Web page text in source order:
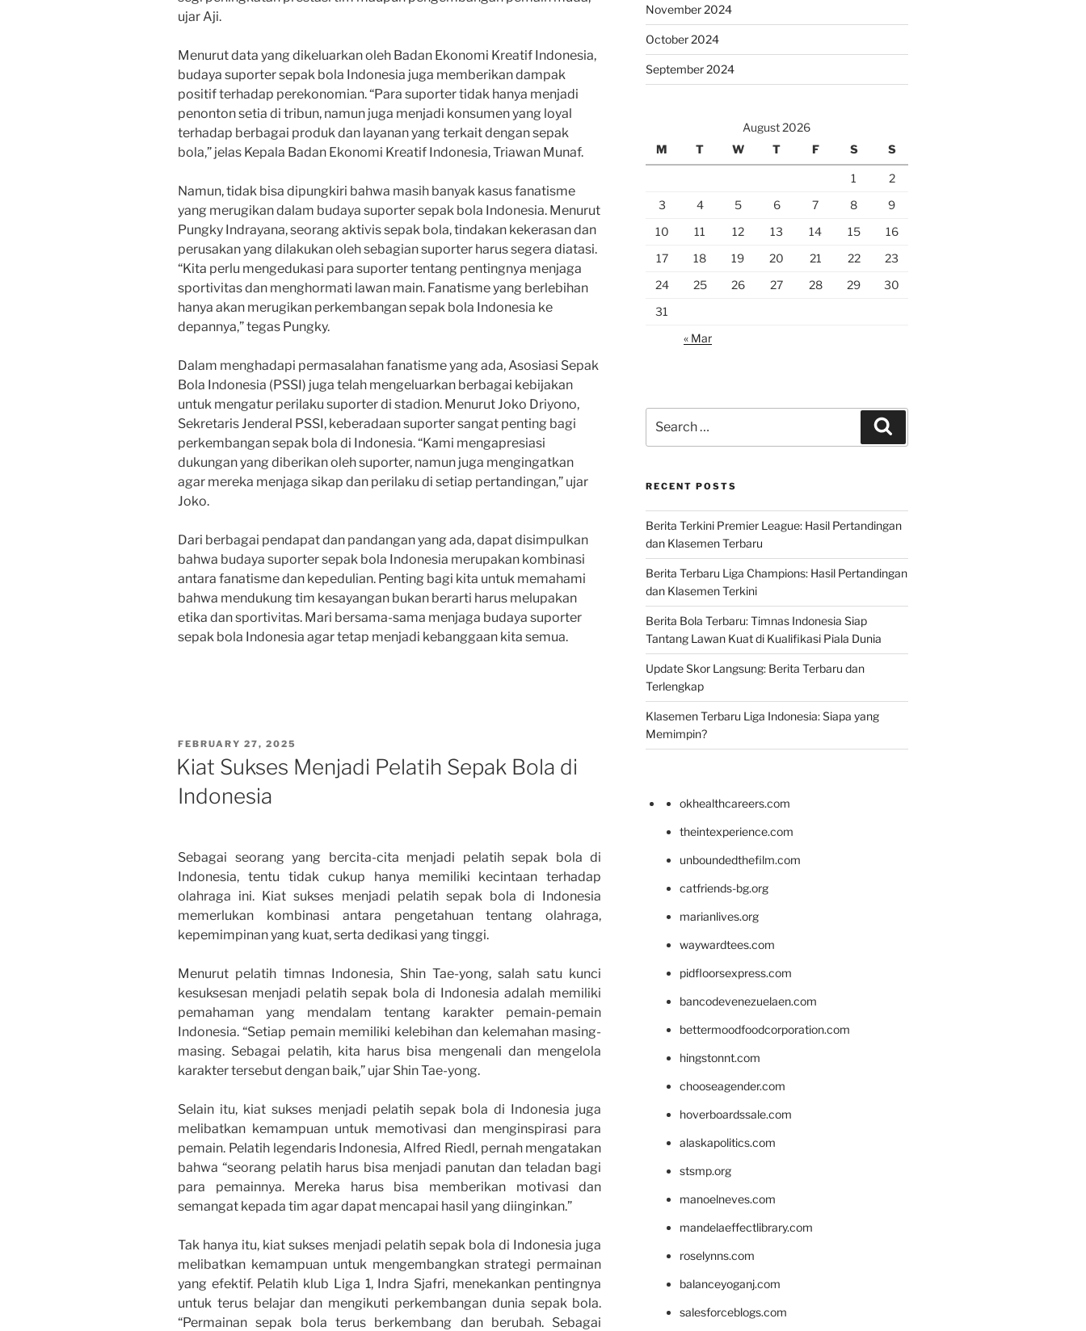
ujar Aji.
Menurut data yang dikeluarkan oleh Badan Ekonomi Kreatif Indonesia,
budaya suporter sepak bola Indonesia juga memberikan dampak
positif terhadap perekonomian. “Para suporter tidak hanya menjadi
penonton setia di tribun, namun juga menjadi konsumen yang loyal
terhadap berbagai produk dan layanan yang terkait dengan sepak
bola,” jelas Kepala Badan Ekonomi Kreatif Indonesia, Triawan Munaf.
Namun, tidak bisa dipungkiri bahwa masih banyak kasus fanatisme
yang merugikan dalam budaya suporter sepak bola Indonesia. Menurut
Pungky Indrayana, seorang aktivis sepak bola, tindakan kekerasan dan
perusakan yang dilakukan oleh sebagian suporter harus segera diatasi.
“Kita perlu mengedukasi para suporter tentang pentingnya menjaga
sportivitas dan menghormati lawan main. Fanatisme yang berlebihan
hanya akan merugikan perkembangan sepak bola Indonesia ke
depannya,” tegas Pungky.
Dalam menghadapi permasalahan fanatisme yang ada, Asosiasi Sepak
Bola Indonesia (PSSI) juga telah mengeluarkan berbagai kebijakan
untuk mengatur perilaku suporter di stadion. Menurut Joko Driyono,
Sekretaris Jenderal PSSI, keberadaan suporter sangat penting bagi
perkembangan sepak bola di Indonesia. “Kami mengapresiasi
dukungan yang diberikan oleh suporter, namun juga mengingatkan
agar mereka menjaga sikap dan perilaku di setiap pertandingan,” ujar
Joko.
Dari berbagai pendapat dan pandangan yang ada, dapat disimpulkan
bahwa budaya suporter sepak bola Indonesia merupakan kombinasi
antara fanatisme dan kepedulian. Penting bagi kita untuk memahami
bahwa mendukung tim kesayangan bukan berarti harus melupakan
etika dan sportivitas. Mari bersama-sama menjaga budaya suporter
sepak bola Indonesia agar tetap menjadi kebanggaan kita semua.
POSTED
FEBRUARY 27, 2025
Kiat Sukses Menjadi Pelatih Sepak Bola di
Indonesia
Sebagai seorang yang bercita-cita menjadi pelatih sepak bola di
Indonesia, tentu tidak cukup hanya memiliki kecintaan terhadap
olahraga ini. Kiat sukses menjadi pelatih sepak bola di Indonesia
memerlukan kombinasi antara pengetahuan tentang olahraga,
kepemimpinan yang kuat, serta dedikasi yang tinggi.
Menurut pelatih timnas Indonesia, Shin Tae-yong, salah satu kunci
kesuksesan menjadi pelatih sepak bola di Indonesia adalah memiliki
pemahaman yang mendalam tentang karakter pemain-pemain
Indonesia. “Setiap pemain memiliki kelebihan dan kelemahan masing-
masing. Sebagai pelatih, kita harus bisa mengenali dan mengelola
karakter tersebut dengan baik,” ujar Shin Tae-yong.
Selain itu, kiat sukses menjadi pelatih sepak bola di Indonesia juga
melibatkan kemampuan untuk memotivasi dan menginspirasi para
pemain. Pelatih legendaris Indonesia, Alfred Riedl, pernah mengatakan
bahwa “seorang pelatih harus bisa menjadi panutan dan teladan bagi
para pemainnya. Mereka harus bisa memberikan motivasi dan
semangat kepada tim agar dapat mencapai hasil yang diinginkan.”
Tak hanya itu, kiat sukses menjadi pelatih sepak bola di Indonesia juga
melibatkan kemampuan untuk mengembangkan strategi permainan
yang efektif. Pelatih klub Liga 1, Indra Sjafri, menekankan pentingnya
untuk terus belajar dan mengikuti perkembangan dunia sepak bola.
“Permainan sepak bola terus berkembang dan berubah. Sebagai
November 2024
October 2024
September 2024
August 2026
M
T W T F S S
1
2
3
4 5 6 7 8
9
10
11 12 13 14 15
16
17
18 19 20 21 22
23
24
25 26 27 28 29
30
31
« Mar
for:
RECENT POSTS
Berita Terkini Premier League: Hasil Pertandingan
dan Klasemen Terbaru
Berita Terbaru Liga Champions: Hasil Pertandingan
dan Klasemen Terkini
Berita Bola Terbaru: Timnas Indonesia Siap
Tantang Lawan Kuat di Kualifikasi Piala Dunia
Update Skor Langsung: Berita Terbaru dan
Terlengkap
Klasemen Terbaru Liga Indonesia: Siapa yang
Memimpin?
okhealthcareers.com
theintexperience.com
unboundedthefilm.com
catfriends-bg.org
marianlives.org
waywardtees.com
pidfloorsexpress.com
bancodevenezuelaen.com
bettermoodfoodcorporation.com
hingstonnt.com
chooseagender.com
hoverboardssale.com
alaskapolitics.com
stsmp.org
manoelneves.com
mandelaeffectlibrary.com
roselynns.com
balanceyoganj.com
salesforceblogs.com